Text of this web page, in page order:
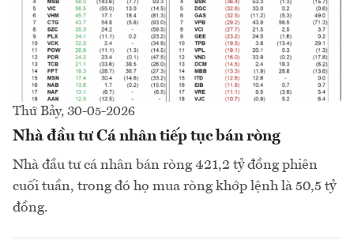
Thứ Bảy, 30-05-2026
Nhà đầu tư Cá nhân tiếp tục bán ròng
Nhà đầu tư cá nhân bán ròng 421,2 tỷ đồng phiên
cuối tuần, trong đó họ mua ròng khớp lệnh là 50,5 tỷ
đồng.